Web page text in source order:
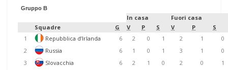
Gruppo B
In casa
Fuori casa
Squadre
G V P S V P
S
1
Repubblica d’Irlanda 6 2 0 1 2 1
0
2
Russia 6 1 0 1 3 1
0
3
Slovacchia 6 2 1 0 2 0
1